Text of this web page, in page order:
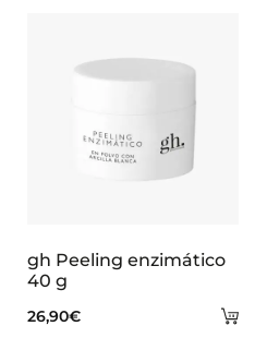
gh Peeling enzimático
40 g
26,90€